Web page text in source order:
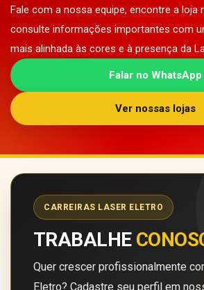
Fale com a nossa equipe, encontre a loja
consulte informações importantes com
mais alinhada às cores e à presença da
Falar no WhatsApp
Ver nossas lojas
CARREIRAS LASER ELETRO
TRABALHE
Quer crescer profissionalmente
Eletro? Cadastre seu perfil em